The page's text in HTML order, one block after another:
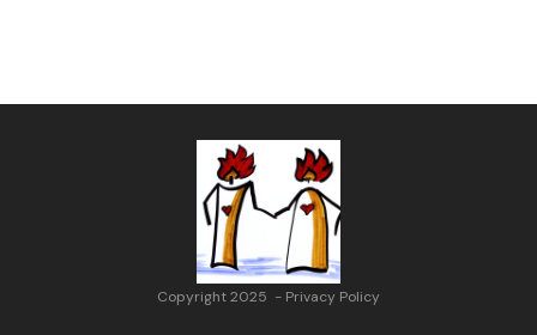
Copyright 2025 - Privacy Policy